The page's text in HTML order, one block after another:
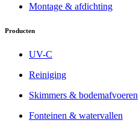
Montage & afdichting
Producten
UV-C
Reiniging
Skimmers & bodemafvoeren
Fonteinen & watervallen